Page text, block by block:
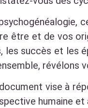
être et de vos
les succès et les
révélons
vise à
humaine et